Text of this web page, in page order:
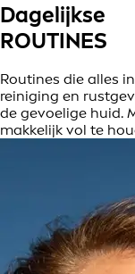
Dagelijkse
ROUTINES
Routines die alles
reiniging en
de gevoelige huid.
makkelijk vol te